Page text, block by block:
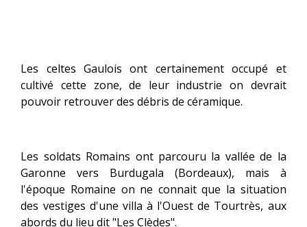
Les celtes Gaulois ont certainement occupé et
cultivé cette zone, de leur industrie on devrait
pouvoir retrouver des débris de céramique.
Les soldats Romains ont parcouru la vallée de la
Garonne vers Burdugala (Bordeaux), mais à
l'époque Romaine on ne connait que la situation
des vestiges d'une villa à l'Ouest de Tourtrès, aux
abords du lieu dit "Les Clèdes".